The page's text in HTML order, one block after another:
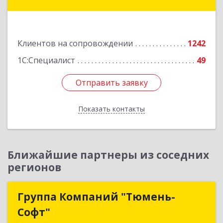
Клиентов на сопровождении
1242
1С:Специалист
49
Отправить заявку
Показать контакты
Отправить заявку
Назад
Ближайшие партнеры из соседних
регионов
Группа Компаний "Тюмень-
Софт"
Группа Компаний "Тюмень-